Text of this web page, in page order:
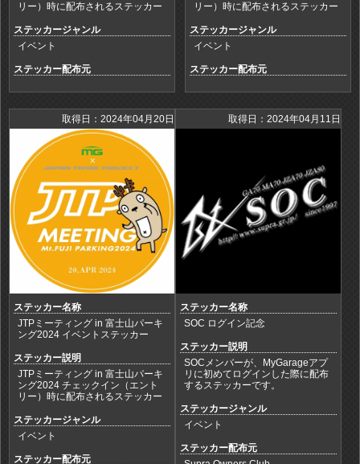
リー）時に配布されるステッカー
ステッカージャンル
イベント
ステッカー配布元
リー）時に配布されるステッカー
ステッカージャンル
イベント
ステッカー配布元
取得日：2024年04月20日
ステッカー名称
JTPミーティング in 富士山パーキ
ング2024 イベントステッカー
ステッカー説明
JTPミーティング in 富士山パーキ
ング2024 チェックイン（エント
リー）時に配布されるステッカー
ステッカージャンル
イベント
ステッカー配布元
取得日：2024年04月11日
ステッカー名称
SOC ログイン記念
ステッカー説明
SOCメンバーが、MyGarageアプ
リに初めてログインした際に配布
するステッカーです。
ステッカージャンル
イベント
ステッカー配布元